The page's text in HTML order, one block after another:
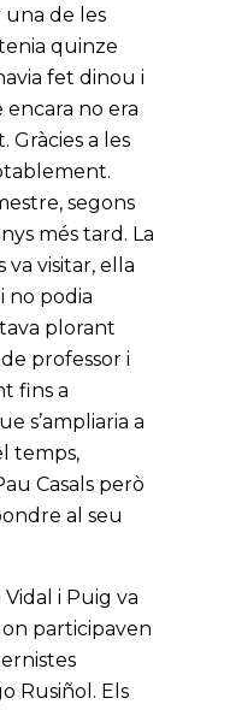
una de les
quinze
fet dinou i
no era
a les
segons
més tard. La
va visitar, ella
no podia
plorant
professor i
fins a
s’ampliaria a
temps,
Casals però
al seu
i Puig va
participaven
Rusiñol. Els